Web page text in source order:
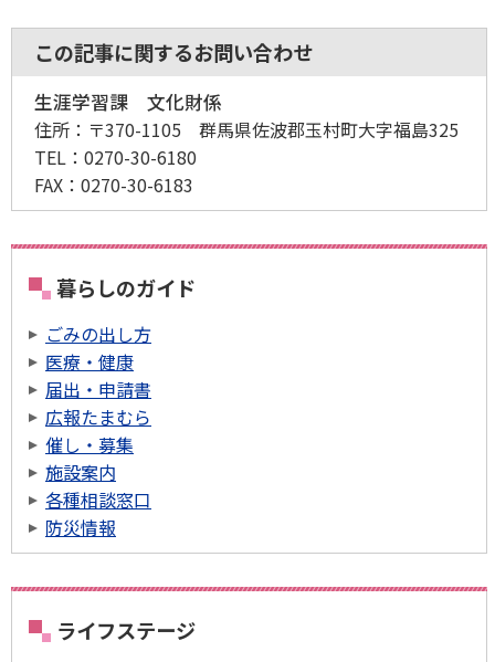
この記事に関するお問い合わせ
生涯学習課 文化財係
住所： 〒370-1105 群馬県佐波郡玉村町大字福島325
TEL： 0270-30-6180
FAX： 0270-30-6183
暮らしのガイド
ごみの出し方
医療・健康
届出・申請書
広報たまむら
催し・募集
施設案内
各種相談窓口
防災情報
ライフステージ